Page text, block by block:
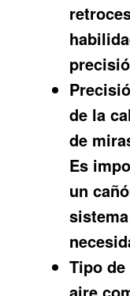
de la
de
Es
un
Tipo